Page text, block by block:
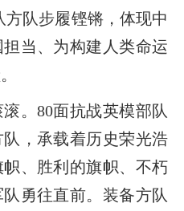
队步履铿锵，体现中
当、为构建人类命运
80面抗战英模部队
，承载着历史荣光浩
、胜利的旗帜、不朽
勇往直前。装备方队